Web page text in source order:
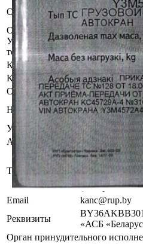
Обременения
Арест
налоговых
Осмотр объекта
Участник электронных торгов
торгов осмотреть предмет
Контактное лицо Управление
Контакты
+375445293926
Организатор/оператор торгов
Наименование
оказанию
УНП
192821149
Адрес
г. Минск, пр-т.
Телефон
+375 (44) 529-
торгов), +375
(44) 529-39-24
(интернет-
Email
kanc@rup.by
Реквизиты
«АСБ
Орган принудительного